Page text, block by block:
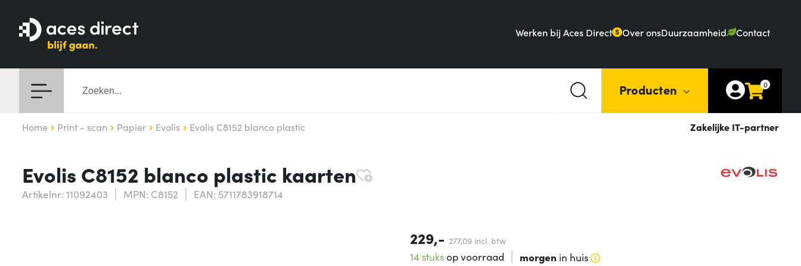
Werken bij Aces Direct 5 Over onsDuurzaamheid Contact
Producten 0
Home Print - scan Papier Evolis Evolis C8152 blanco plastic Zakelijke IT-partner
Evolis C8152 blanco plastic kaarten
Artikelnr: 11092403 MPN: C8152 EAN: 5711783918714
229,- 277,09 incl. btw
14 stuksop voorraad morgen in huis